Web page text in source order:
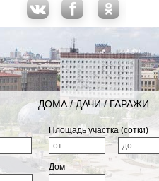
ДОМА / ДАЧИ / ГАРАЖИ
Площадь участка (сотки)
—
Дом